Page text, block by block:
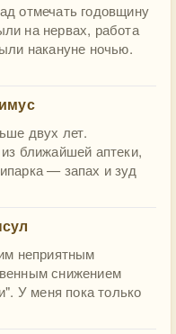
отмечать годовщину
на нервах, работа
накануне ночью.
двух лет.
ближайшей аптеки,
— запах и зуд
неприятным
снижением
У меня пока только